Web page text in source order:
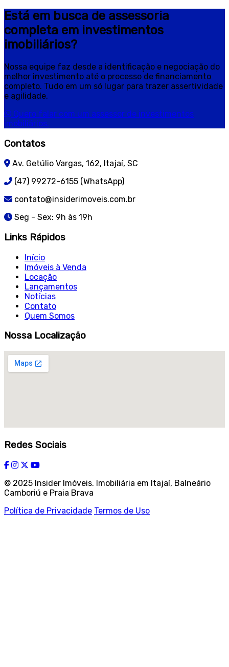
Está em busca de assessoria
completa em investimentos
imobiliários?
Nossa equipe faz desde a identificação e negociação do
melhor investimento até o processo de financiamento
completo. Tudo em um só lugar para trazer assertividade
e agilidade.
Quero falar com um assessor de investimentos
imobiliários.
Contatos
Av. Getúlio Vargas, 162, Itajaí, SC
(47) 99272-6155 (WhatsApp)
contato@insiderimoveis.com.br
Seg - Sex: 9h às 19h
Links Rápidos
Início
Imóveis à Venda
Locação
Lançamentos
Notícias
Contato
Quem Somos
Nossa Localização
Redes Sociais
© 2025 Insider Imóveis. Imobiliária em Itajaí, Balneário
Camboriú e Praia Brava
Política de Privacidade Termos de Uso